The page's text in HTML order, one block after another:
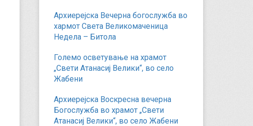
Архиерејска Вечерна богослужба во
хармот Света Великомаченица
Недела – Битола
Големо осветување на храмот
„Свети Атанасиј Велики“, во село
Жабени
Архиерејска Воскресна вечерна
Богослужба во храмот „Свети
Атанасиј Велики“, во село Жабени